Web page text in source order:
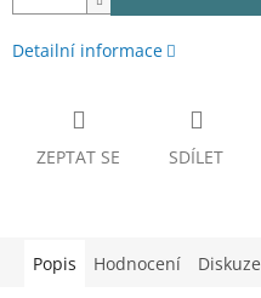
Detailní informace
ZEPTAT SE SDÍLET
Popis Hodnocení Diskuze